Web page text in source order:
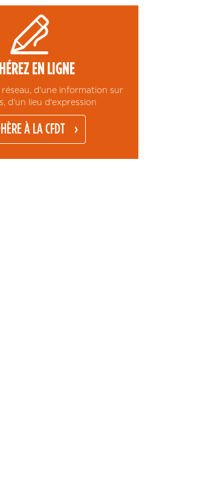
EN LIGNE
réseau, d'une information sur
d'un lieu d'expression
À LA CFDT